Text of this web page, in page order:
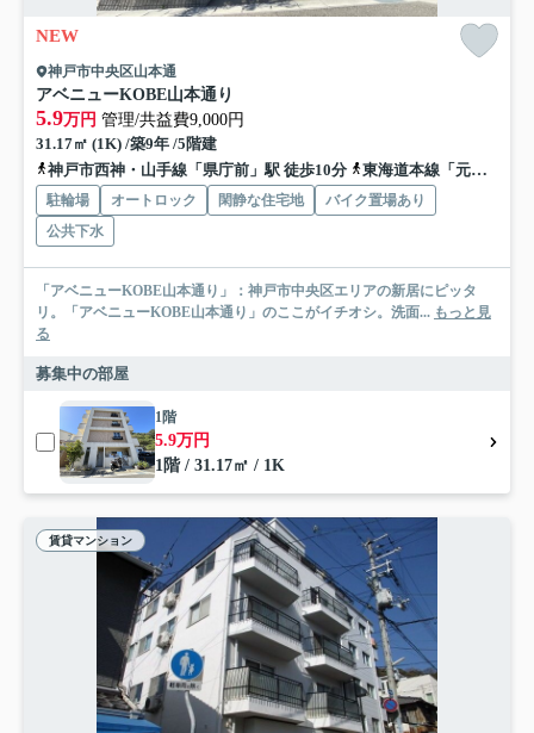
NEW
神戸市中央区山本通
アベニューKOBE山本通り
5.9万円 管理/共益費9,000円
31.17㎡ (1K) /築9年 /5階建
神戸市西神・山手線「県庁前」駅 徒歩10分
東海道本線「元町」駅 徒歩14分
駐輪場 オートロック 閑静な住宅地
バイク置場あり
公共下水
「アベニューKOBE山本通り」：神戸市中央区エリアの新居にピッタ
リ。「アベニューKOBE山本通り」のここがイチオシ。洗面... もっと見
る
募集中の部屋
1階
5.9万円
1階 / 31.17㎡ / 1K
賃貸マンション